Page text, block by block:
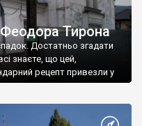
Тирона
Достатньо згадати
знаєте, що цей,
рецепт привезли у